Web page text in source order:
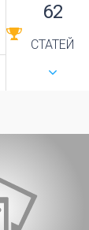
62
СТАТЕЙ